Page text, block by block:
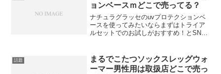
ョンベースｍどこで売ってる？
ナチュラグラッセのuvプロテクションベ
ースを使ってみたいならまずはトライア
ルセットでのお試しがおすすめ！とSNS
ね。
話題
まるでこたつソックスレッグウォ
ーマー男性用は取扱店どこで売っ